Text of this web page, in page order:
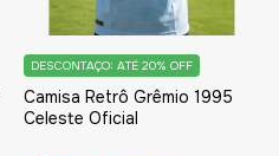
Camisa Retrô Grêmio 1995
Celeste Oficial
DESCONTAÇO: ATÉ 20% OFF